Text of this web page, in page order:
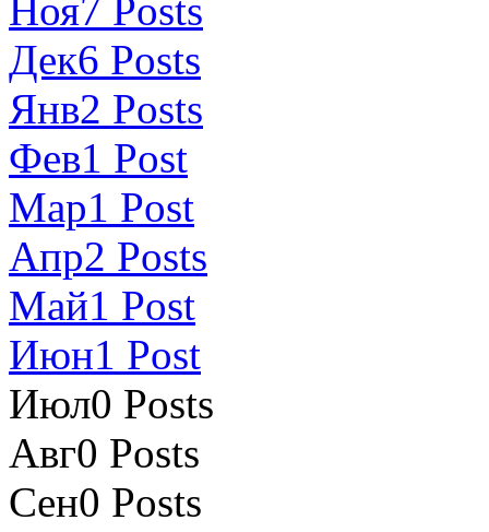
Ноя7 Posts
Дек6 Posts
Янв2 Posts
Фев1 Post
Мар1 Post
Апр2 Posts
Май1 Post
Июн1 Post
Июл0 Posts
Авг0 Posts
Сен0 Posts